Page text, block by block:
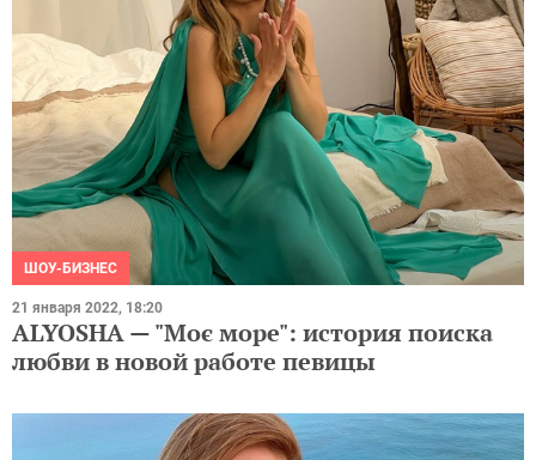
ШОУ-БИЗНЕС
21 января 2022, 18:20
ALYOSHA — "Моє море": история поиска
любви в новой работе певицы